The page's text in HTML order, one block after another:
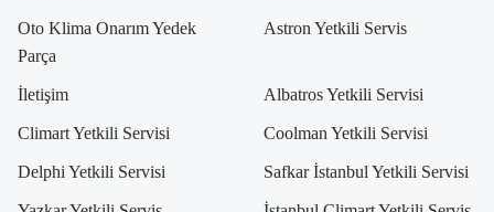
Oto Klima Onarım Yedek
Parça
Astron Yetkili Servis
İletişim Albatros Yetkili Servisi
Climart Yetkili Servisi Coolman Yetkili Servisi
Delphi Yetkili Servisi Safkar İstanbul Yetkili Servisi